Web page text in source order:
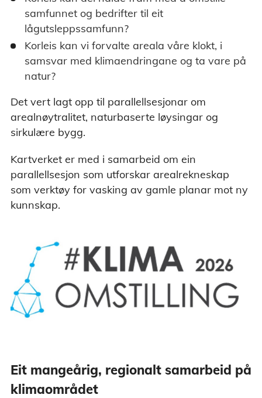
samfunnet og bedrifter til eit
lågutsleppssamfunn?
Korleis kan vi forvalte areala våre klokt, i
samsvar med klimaendringane og ta vare på
natur?
Det vert lagt opp til parallellsesjonar om
arealnøytralitet, naturbaserte løysingar og
sirkulære bygg.
Kartverket er med i samarbeid om ein
parallellsesjon som utforskar arealrekneskap
som verktøy for vasking av gamle planar mot ny
kunnskap.
Eit mangeårig, regionalt samarbeid på
klimaområdet